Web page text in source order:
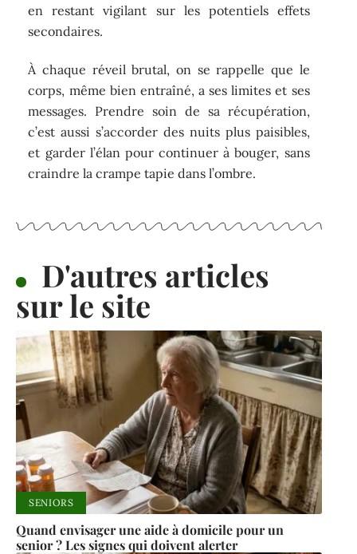
en restant vigilant sur les potentiels effets
secondaires.
À chaque réveil brutal, on se rappelle que le
corps, même bien entraîné, a ses limites et ses
messages. Prendre soin de sa récupération,
c’est aussi s’accorder des nuits plus paisibles,
et garder l’élan pour continuer à bouger, sans
craindre la crampe tapie dans l’ombre.
D'autres articles
sur le site
SENIORS
Quand envisager une aide à domicile pour un
senior ? Les signes qui doivent alerter